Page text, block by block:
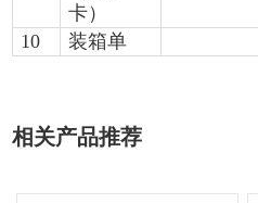
卡）
10 装箱单
相关产品推荐